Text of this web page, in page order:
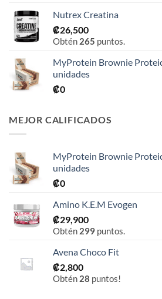
Nutrex Creatina
₡26,500
Obtén 265 puntos.
MyProtein Brownie
unidades
₡0
MEJOR CALIFICADOS
MyProtein Brownie
unidades
₡0
Amino K.E.M Evogen
₡29,900
Obtén 299 puntos.
Avena Choco Fit
₡2,800
Obtén 28 puntos!